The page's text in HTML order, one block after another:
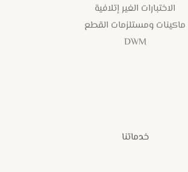
الاختبارات الغير إتلافية
ماكينات ومستلزمات القطع
DWM
خدماتنا